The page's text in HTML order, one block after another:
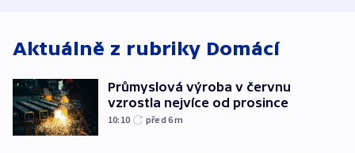
Aktuálně z rubriky Domácí
Průmyslová výroba v červnu
vzrostla nejvíce od prosince
10:10 před 6m